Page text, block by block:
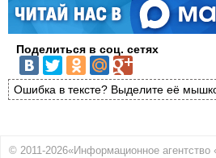
Поделиться в соц. сетях
Ошибка в тексте? Выделите её
© 2011-2026«Информационное агентство